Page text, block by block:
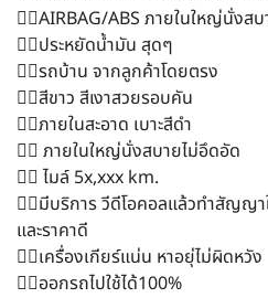
👉🏻AIRBAG/ABS ภายในใหญ่นั่งส
👉🏻ประหยัดน้ำมัน สุดๆ
👉🏻รถบ้าน จากลูกค้าโดยตรง
👉🏻สีขาว สีเงาสวยรอบคัน
👉🏻ภายในสะอาด เบาะสีดำ
👉🏻 ภายในใหญ่นั่งสบายไม่อึดอัด
👉🏻 ไมล์ 5x,xxx km.
👉🏻มีบริการ วีดีโอคอลแล้วทำสัญญ
และราคาดี
👉🏻เครื่องเกียร์แน่น หาอยุ่ไม่ผิดหวัง
👉🏻ออกรถไปใช้ได้100%